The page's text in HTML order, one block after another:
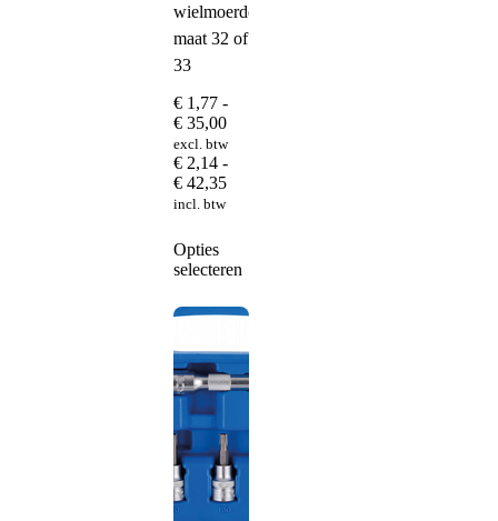
wielmoerdop
maat 32 of
33
€ 1,77 -
€ 35,00Prijsklasse:
€ 1,77
tot
€ 35,00
excl. btw
€ 2,14 -
€ 42,35Prijsklasse:
€ 2,14
incl. btw
Opties
selecteren
meerdere
Deze
kan
worden
op